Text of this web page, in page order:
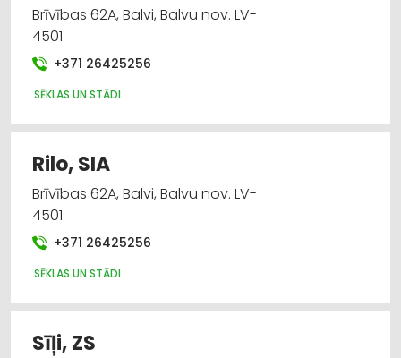
Brīvības 62A, Balvi, Balvu nov. LV-
4501
+371 26425256
SĒKLAS UN STĀDI
Rilo, SIA
Brīvības 62A, Balvi, Balvu nov. LV-
4501
+371 26425256
SĒKLAS UN STĀDI
Sīļi, ZS